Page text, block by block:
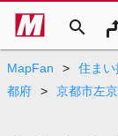
search
MapFan > 住まい
都府
> 京都市左